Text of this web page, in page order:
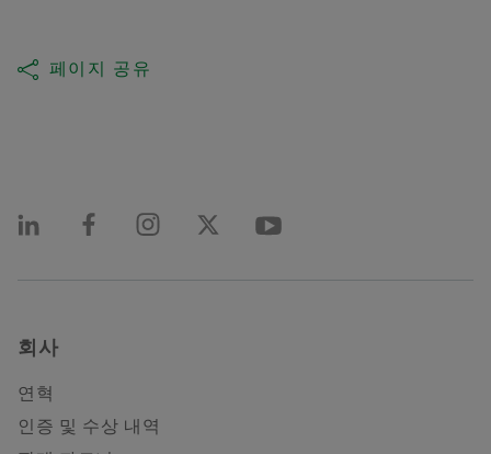
페이지 공유
회사
연혁
인증 및 수상 내역